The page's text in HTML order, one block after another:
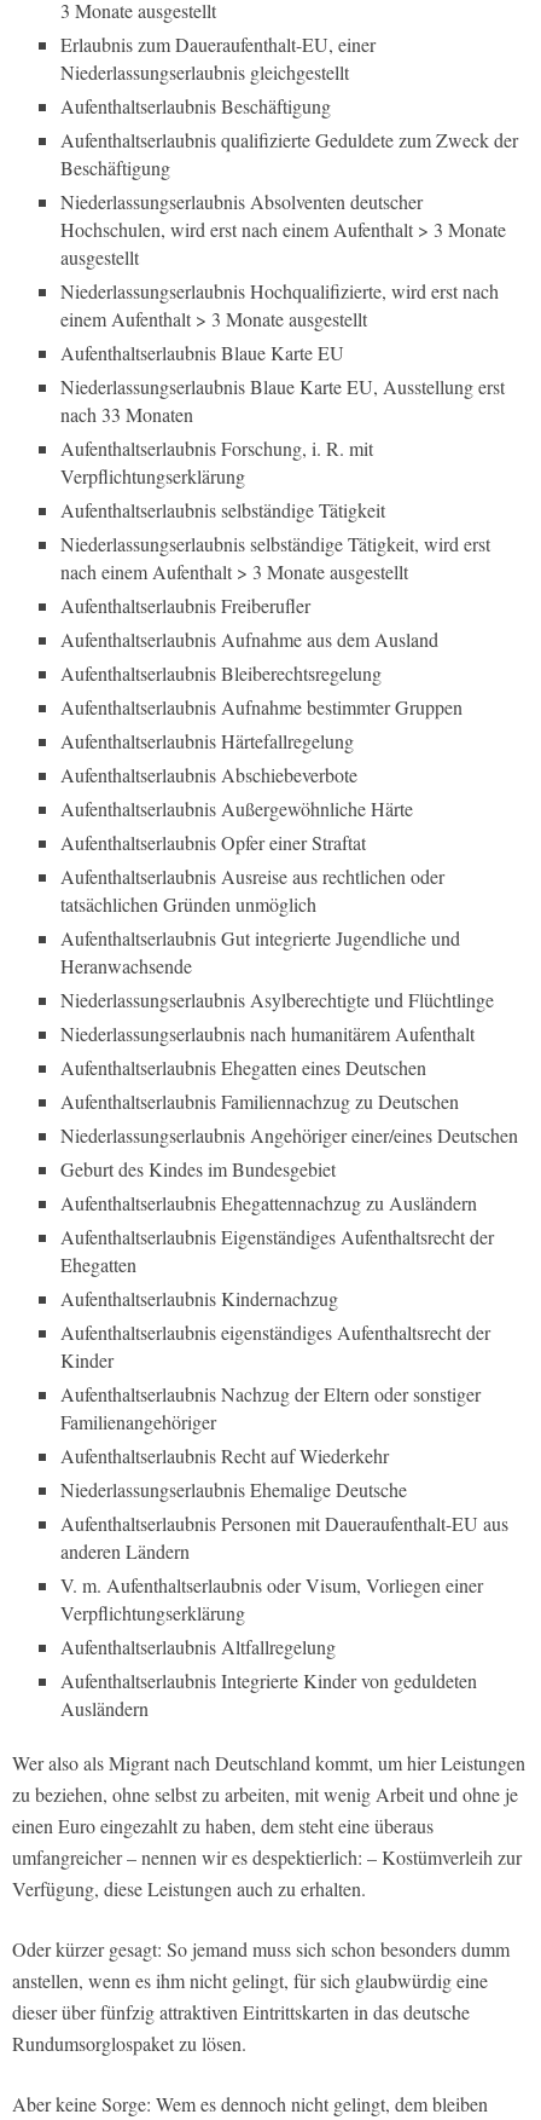
3 Monate ausgestellt
Erlaubnis zum Daueraufenthalt-EU, einer
Niederlassungserlaubnis gleichgestellt
Aufenthaltserlaubnis Beschäftigung
Aufenthaltserlaubnis qualifizierte Geduldete zum Zweck der
Beschäftigung
Niederlassungserlaubnis Absolventen deutscher
Hochschulen, wird erst nach einem Aufenthalt > 3 Monate
ausgestellt
Niederlassungserlaubnis Hochqualifizierte, wird erst nach
einem Aufenthalt > 3 Monate ausgestellt
Aufenthaltserlaubnis Blaue Karte EU
Niederlassungserlaubnis Blaue Karte EU, Ausstellung erst
nach 33 Monaten
Aufenthaltserlaubnis Forschung, i. R. mit
Verpflichtungserklärung
Aufenthaltserlaubnis selbständige Tätigkeit
Niederlassungserlaubnis selbständige Tätigkeit, wird erst
nach einem Aufenthalt > 3 Monate ausgestellt
Aufenthaltserlaubnis Freiberufler
Aufenthaltserlaubnis Aufnahme aus dem Ausland
Aufenthaltserlaubnis Bleiberechtsregelung
Aufenthaltserlaubnis Aufnahme bestimmter Gruppen
Aufenthaltserlaubnis Härtefallregelung
Aufenthaltserlaubnis Abschiebeverbote
Aufenthaltserlaubnis Außergewöhnliche Härte
Aufenthaltserlaubnis Opfer einer Straftat
Aufenthaltserlaubnis Ausreise aus rechtlichen oder
tatsächlichen Gründen unmöglich
Aufenthaltserlaubnis Gut integrierte Jugendliche und
Heranwachsende
Niederlassungserlaubnis Asylberechtigte und Flüchtlinge
Niederlassungserlaubnis nach humanitärem Aufenthalt
Aufenthaltserlaubnis Ehegatten eines Deutschen
Aufenthaltserlaubnis Familiennachzug zu Deutschen
Niederlassungserlaubnis Angehöriger einer/eines Deutschen
Geburt des Kindes im Bundesgebiet
Aufenthaltserlaubnis Ehegattennachzug zu Ausländern
Aufenthaltserlaubnis Eigenständiges Aufenthaltsrecht der
Ehegatten
Aufenthaltserlaubnis Kindernachzug
Aufenthaltserlaubnis eigenständiges Aufenthaltsrecht der
Kinder
Aufenthaltserlaubnis Nachzug der Eltern oder sonstiger
Familienangehöriger
Aufenthaltserlaubnis Recht auf Wiederkehr
Niederlassungserlaubnis Ehemalige Deutsche
Aufenthaltserlaubnis Personen mit Daueraufenthalt-EU aus
anderen Ländern
V. m. Aufenthaltserlaubnis oder Visum, Vorliegen einer
Verpflichtungserklärung
Aufenthaltserlaubnis Altfallregelung
Aufenthaltserlaubnis Integrierte Kinder von geduldeten
Ausländern
Wer also als Migrant nach Deutschland kommt, um hier Leistungen
zu beziehen, ohne selbst zu arbeiten, mit wenig Arbeit und ohne je
einen Euro eingezahlt zu haben, dem steht eine überaus
umfangreicher – nennen wir es despektierlich: – Kostümverleih zur
Verfügung, diese Leistungen auch zu erhalten.
Oder kürzer gesagt: So jemand muss sich schon besonders dumm
anstellen, wenn es ihm nicht gelingt, für sich glaubwürdig eine
dieser über fünfzig attraktiven Eintrittskarten in das deutsche
Rundumsorglospaket zu lösen.
Aber keine Sorge: Wem es dennoch nicht gelingt, dem bleiben